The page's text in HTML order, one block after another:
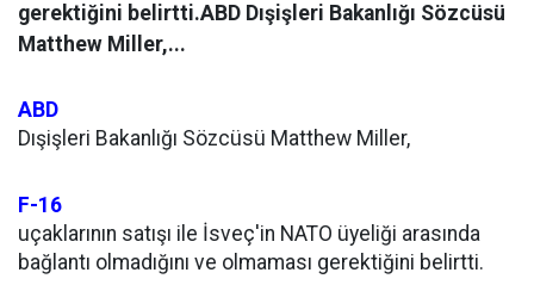
gerektiğini belirtti.ABD Dışişleri Bakanlığı Sözcüsü
Matthew Miller,...
ABD
Dışişleri Bakanlığı Sözcüsü Matthew Miller,
F-16
uçaklarının satışı ile İsveç'in NATO üyeliği arasında
bağlantı olmadığını ve olmaması gerektiğini belirtti.